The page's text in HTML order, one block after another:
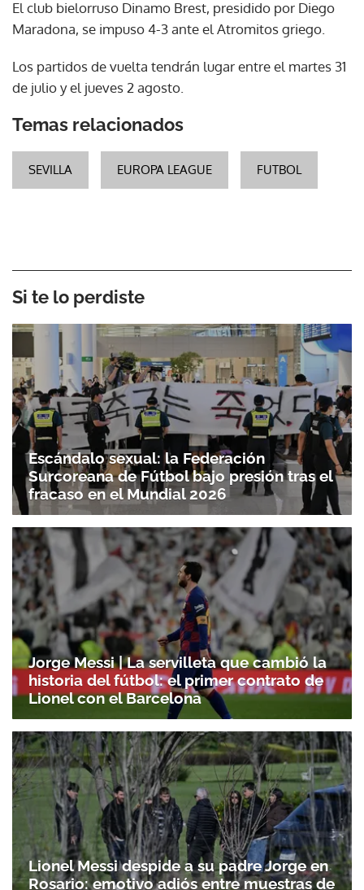
El club bielorruso Dinamo Brest, presidido por Diego
Maradona, se impuso 4-3 ante el Atromitos griego.
Los partidos de vuelta tendrán lugar entre el martes 31
de julio y el jueves 2 agosto.
Temas relacionados
SEVILLA EUROPA LEAGUE FUTBOL
Si te lo perdiste
Escándalo sexual: la Federación
Surcoreana de Fútbol bajo presión tras el
fracaso en el Mundial 2026
Jorge Messi | La servilleta que cambió la
historia del fútbol: el primer contrato de
Lionel con el Barcelona
Lionel Messi despide a su padre Jorge en
Rosario: emotivo adiós entre muestras de